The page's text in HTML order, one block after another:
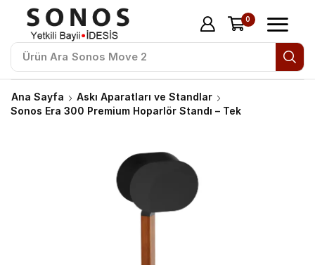
Ürün Ara Sonos Move 2
0
Ana Sayfa
Askı Aparatları ve Standlar
Sonos Era 300 Premium Hoparlör Standı – Tek